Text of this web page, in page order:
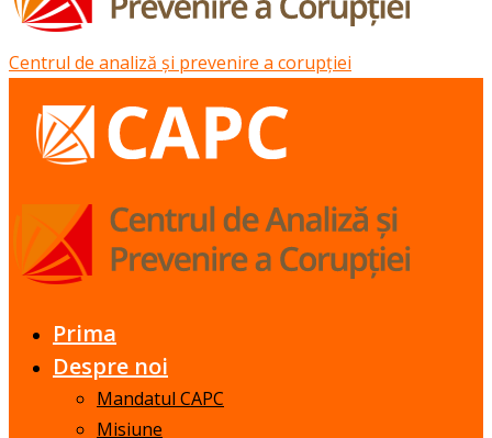
Centrul de analiză și prevenire a corupției
Prima
Despre noi
Mandatul CAPC
Misiune